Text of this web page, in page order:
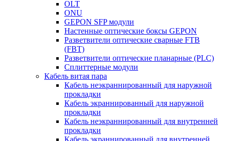
OLT
ONU
GEPON SFP модули
Настенные оптические боксы GEPON
Разветвители оптические сварные FTB
(FBT)
Разветвители оптические планарные (PLC)
Сплиттерные модули
Кабель витая пара
Кабель неэкраннированный для наружной
прокладки
Кабель экраннированный для наружной
прокладки
Кабель неэкраннированный для внутренней
прокладки
Кабель экраннированный для внутренней